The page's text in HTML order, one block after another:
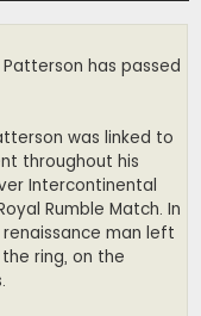
has passed
was linked to
throughout his
Intercontinental
Rumble Match. In
man left
ring, on the